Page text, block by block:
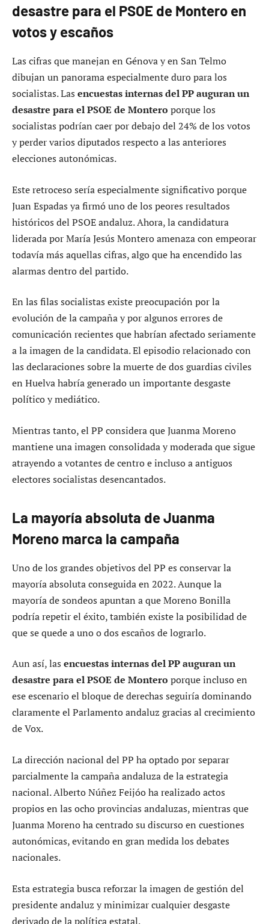
desastre para el PSOE de Montero en
votos y escaños
Las cifras que manejan en Génova y en San Telmo
dibujan un panorama especialmente duro para los
socialistas. Las encuestas internas del PP auguran un
desastre para el PSOE de Montero porque los
socialistas podrían caer por debajo del 24% de los votos
y perder varios diputados respecto a las anteriores
elecciones autonómicas.
Este retroceso sería especialmente significativo porque
Juan Espadas ya firmó uno de los peores resultados
históricos del PSOE andaluz. Ahora, la candidatura
liderada por María Jesús Montero amenaza con empeorar
todavía más aquellas cifras, algo que ha encendido las
alarmas dentro del partido.
En las filas socialistas existe preocupación por la
evolución de la campaña y por algunos errores de
comunicación recientes que habrían afectado seriamente
a la imagen de la candidata. El episodio relacionado con
las declaraciones sobre la muerte de dos guardias civiles
en Huelva habría generado un importante desgaste
político y mediático.
Mientras tanto, el PP considera que Juanma Moreno
mantiene una imagen consolidada y moderada que sigue
atrayendo a votantes de centro e incluso a antiguos
electores socialistas desencantados.
La mayoría absoluta de Juanma
Moreno marca la campaña
Uno de los grandes objetivos del PP es conservar la
mayoría absoluta conseguida en 2022. Aunque la
mayoría de sondeos apuntan a que Moreno Bonilla
podría repetir el éxito, también existe la posibilidad de
que se quede a uno o dos escaños de lograrlo.
Aun así, las encuestas internas del PP auguran un
desastre para el PSOE de Montero porque incluso en
ese escenario el bloque de derechas seguiría dominando
claramente el Parlamento andaluz gracias al crecimiento
de Vox.
La dirección nacional del PP ha optado por separar
parcialmente la campaña andaluza de la estrategia
nacional. Alberto Núñez Feijóo ha realizado actos
propios en las ocho provincias andaluzas, mientras que
Juanma Moreno ha centrado su discurso en cuestiones
autonómicas, evitando en gran medida los debates
nacionales.
Esta estrategia busca reforzar la imagen de gestión del
presidente andaluz y minimizar cualquier desgaste
derivado de la política estatal.